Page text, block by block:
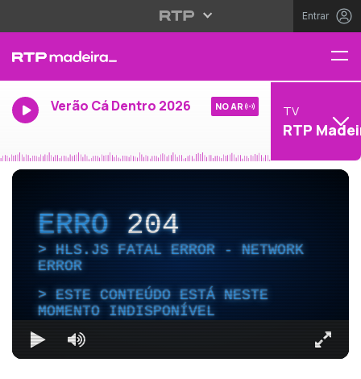
Entrar
Verão Cá Dentro 2026 NO AR TV
RTP
ERRO204
HLS.JS FATAL ERROR - NETWORK
ERROR
ESTE CONTEÚDO ESTÁ NESTE
MOMENTO INDISPONÍVEL